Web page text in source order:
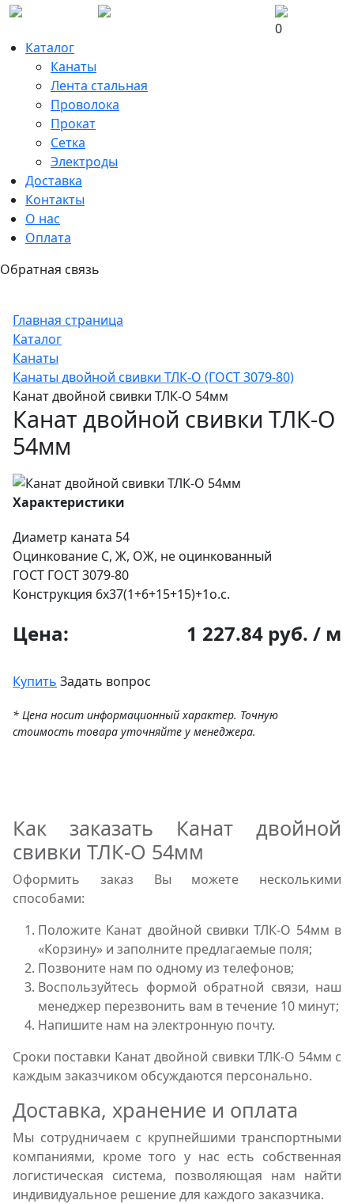
0
Каталог
Канаты
Лента стальная
Проволока
Прокат
Сетка
Электроды
Доставка
Контакты
О нас
Оплата
Обратная связь
Главная страница
Каталог
Канаты
Канаты двойной свивки ТЛК-О (ГОСТ 3079-80)
Канат двойной свивки ТЛК-О 54мм
Канат двойной свивки ТЛК-О
54мм
Характеристики
Диаметр каната 54
Оцинкование С, Ж, ОЖ, не оцинкованный
ГОСТ ГОСТ 3079-80
Конструкция 6х37(1+6+15+15)+1о.с.
Цена: 1 227.84 руб. / м
Купить Задать вопрос
* Цена носит информационный характер. Точную
стоимость товара уточняйте у менеджера.
Как заказать Канат двойной
свивки ТЛК-О 54мм
Оформить заказ Вы можете несколькими
способами:
Положите Канат двойной свивки ТЛК-О 54мм в
«Корзину» и заполните предлагаемые поля;
Позвоните нам по одному из телефонов;
Воспользуйтесь формой обратной связи, наш
менеджер перезвонить вам в течение 10 минут;
Напишите нам на электронную почту.
Сроки поставки Канат двойной свивки ТЛК-О 54мм с
каждым заказчиком обсуждаются персонально.
Доставка, хранение и оплата
Мы сотрудничаем с крупнейшими транспортными
компаниями, кроме того у нас есть собственная
логистическая система, позволяющая нам найти
индивидуальное решение для каждого заказчика.